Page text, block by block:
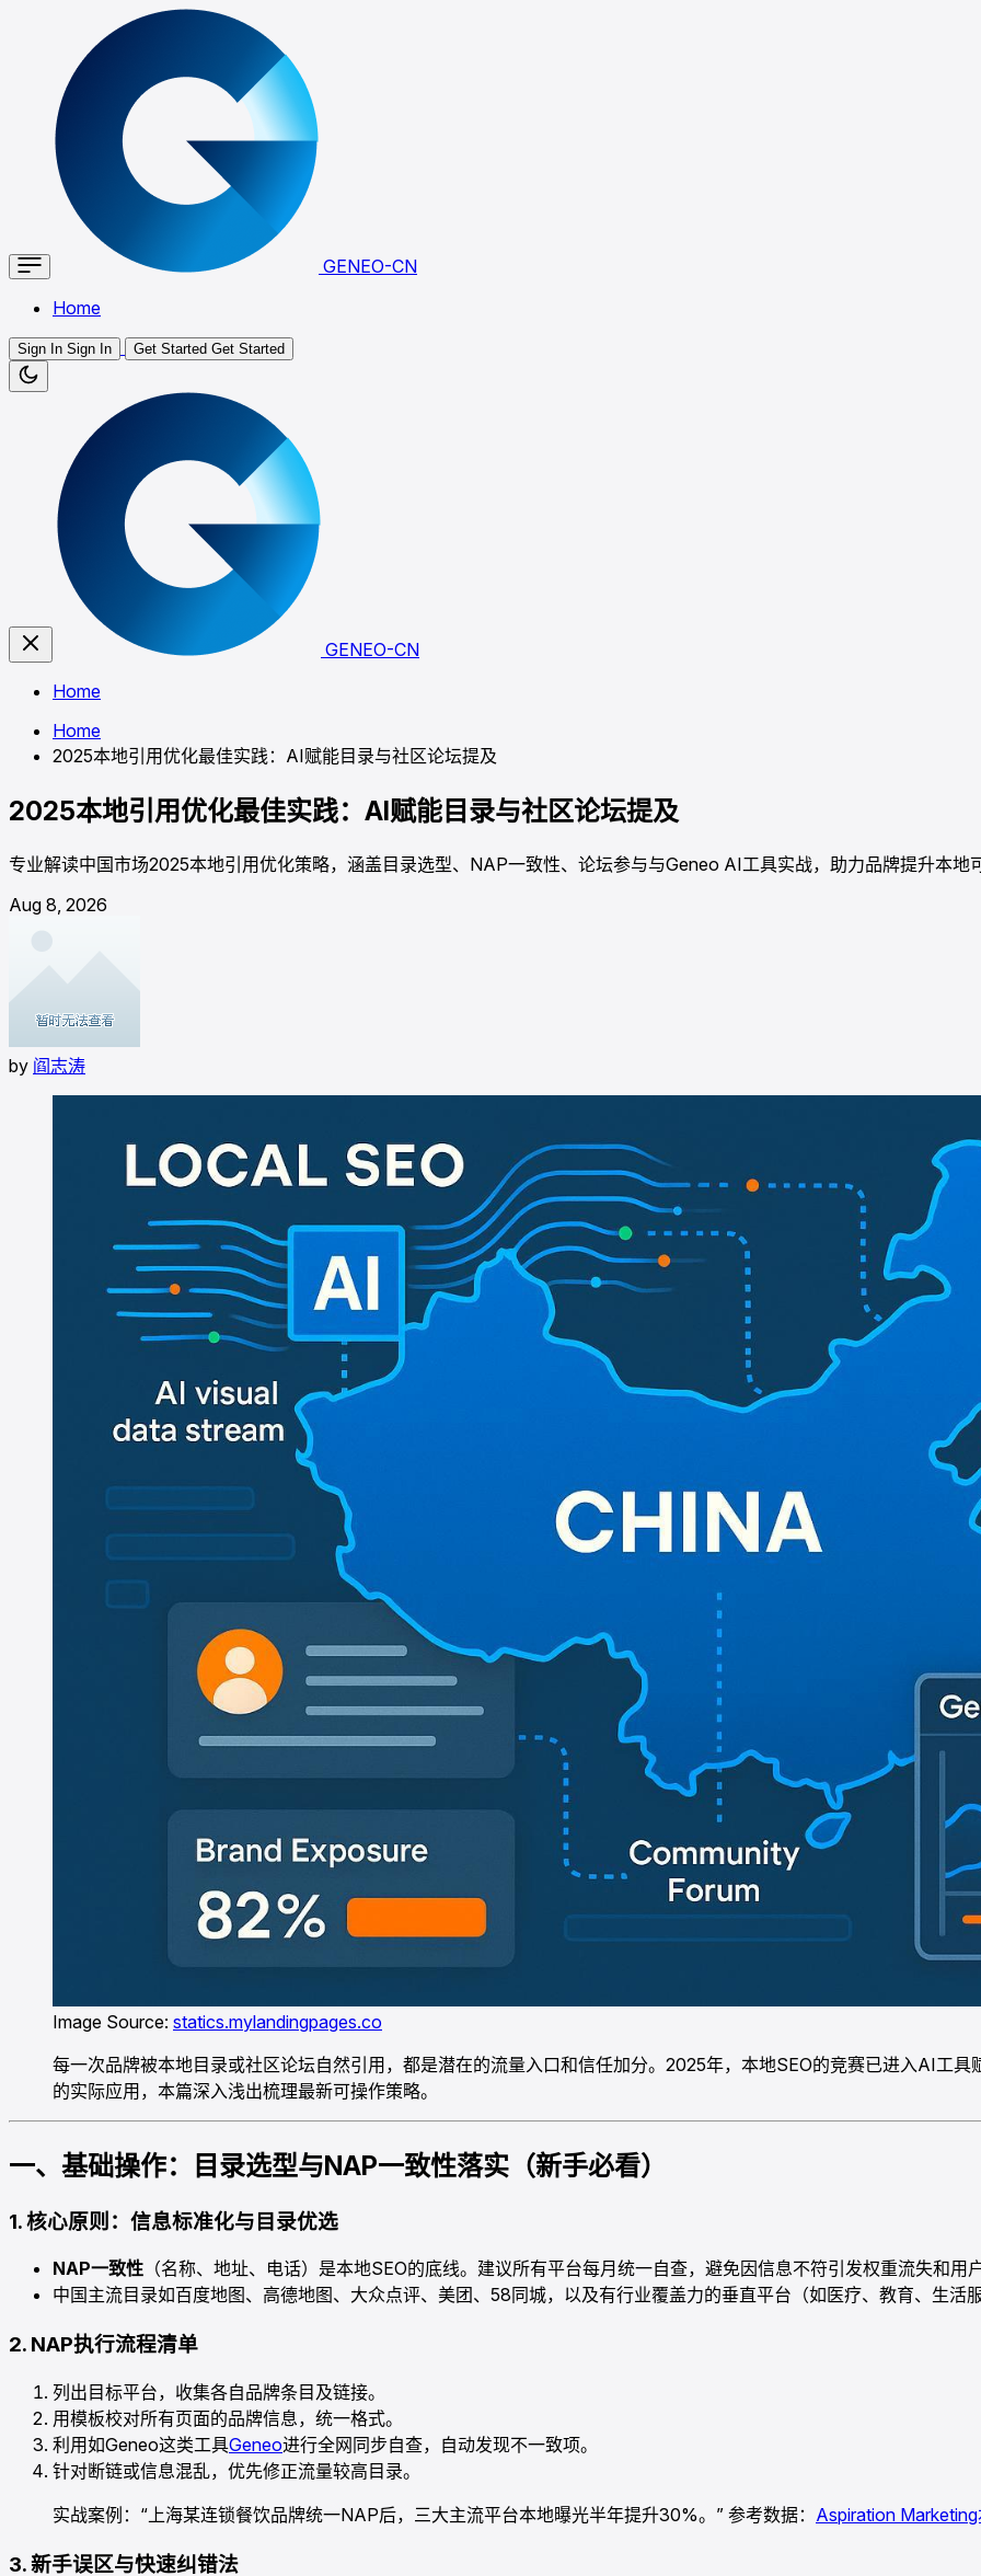
GENEO-CN
Home
Sign In Sign In Get Started Get Started
GENEO-CN
Home
Home
2025本地引用优化最佳实践：AI赋能目录与社区论坛提及
2025本地引用优化最佳实践：AI赋能目录与社区论坛提及
专业解读中国市场2025本地引用优化策略，涵盖目录选型、NAP一致性、论坛参与与Geneo AI工具实战，助力品牌提升本地
Aug 8, 2026
by 阎志涛
Image Source: statics.mylandingpages.co
每一次品牌被本地目录或社区论坛自然引用，都是潜在的流量入口和信任加分。2025年，本地SEO的竞赛已进入AI工
的实际应用，本篇深入浅出梳理最新可操作策略。
一、基础操作：目录选型与NAP一致性落实（新手必看）
1. 核心原则：信息标准化与目录优选
NAP一致性 （名称、地址、电话）是本地SEO的底线。建议所有平台每月统一自查，避免因信息不符引发权重流失和用户
中国主流目录如百度地图、高德地图、大众点评、美团、58同城，以及有行业覆盖力的垂直平台（如医疗、教育、生活
2. NAP执行流程清单
列出目标平台，收集各自品牌条目及链接。
用模板校对所有页面的品牌信息，统一格式。
利用如Geneo这类工具Geneo进行全网同步自查，自动发现不一致项。
针对断链或信息混乱，优先修正流量较高目录。
实战案例：“上海某连锁餐饮品牌统一NAP后，三大主流平台本地曝光半年提升30%。” 参考数据： Aspiration
3. 新手误区与快速纠错法